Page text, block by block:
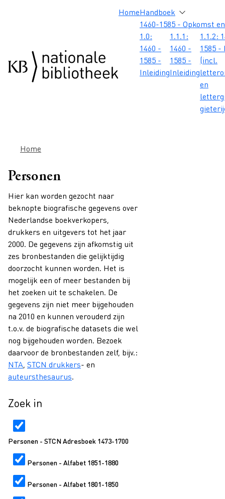
Hoofdnavigatie
HomeHandboek
1460-1585 - Opkomst
1.0:
1460 -
1585 -
Inleiding
1.1.1:
1460 -
1585 -
Inleiding
1.1.2:
1585
(incl.
en
Kruimelpad
Home
Personen
Hier kan worden gezocht naar
beknopte biografische gegevens over
Nederlandse boekverkopers,
drukkers en uitgevers tot het jaar
2000. De gegevens zijn afkomstig uit
zes bronbestanden die gelijktijdig
doorzocht kunnen worden. Het is
mogelijk een of meer bestanden bij
het zoeken uit te schakelen. De
gegevens zijn niet meer bijgehouden
na 2010 en kunnen verouderd zijn
t.o.v. de biografische datasets die wel
nog bijgehouden worden. Bezoek
daarvoor de bronbestanden zelf, bijv.:
NTA, STCN drukkers- en
auteursthesaurus.
Zoek in
Personen - STCN Adresboek 1473-1700
Personen - Alfabet 1851-1880
Personen - Alfabet 1801-1850